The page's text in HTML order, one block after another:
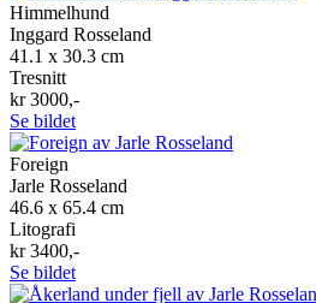
Himmelhund
Inggard Rosseland
41.1 x 30.3 cm
Tresnitt
kr 3000,-
Se bildet
Foreign
Jarle Rosseland
46.6 x 65.4 cm
Litografi
kr 3400,-
Se bildet